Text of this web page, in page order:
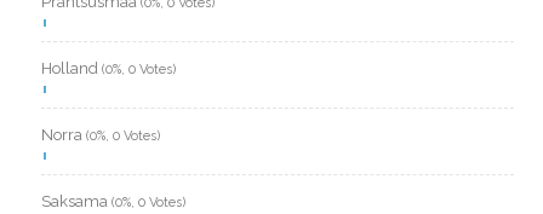
Holland (0%, 0 Votes)
Norra (0%, 0 Votes)
Saksama (0%, 0 Votes)